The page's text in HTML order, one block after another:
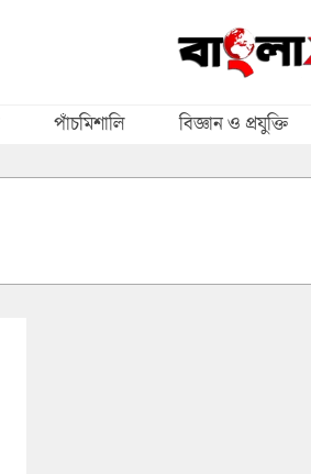
পাঁচমিশালি বিজ্ঞান ও প্রযুক্তি